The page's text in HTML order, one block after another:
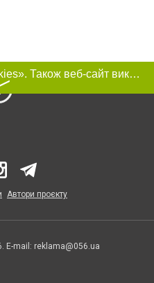
Цей сайт використовує «cookies». Також веб-сайт використовує інтернет-сервіс для збору технічних даних стосовно відвідувачів з метою отримання маркетингової та статистичної інформації. Умови обробки даних відвідувачів сайту див.
Автори проєкту
E-mail: reklama@056.ua